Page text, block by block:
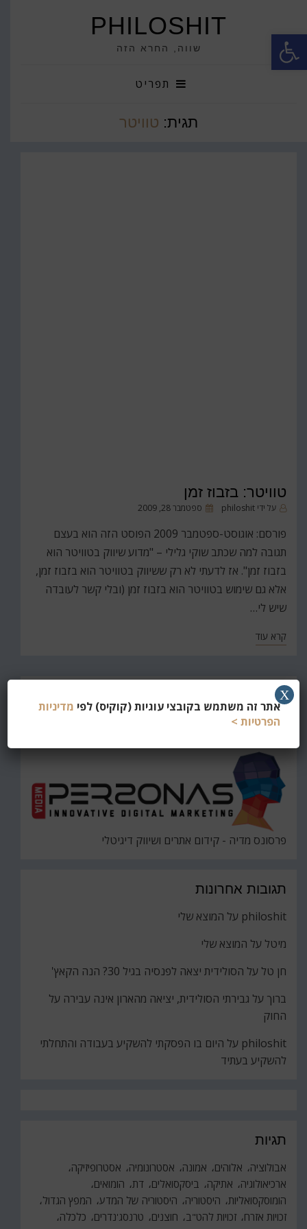
פתח סרגל נגישות PHILOSHIT
שווה, החרא הזה
תפריט
תגית: טוויטר
טוויטר: בזבוז זמן
על ידי philoshit
פורסםספטמבר 28, 2009
פורסם: אוגוסט-ספטמבר 2009 הפוסט הזה הוא בעצם
תגובה למה שכתב שוקי גלילי – "מדוע שיווק בטוויטר הוא
בזבוז זמן". אז לדעתי לא רק ששיווק בטוויטר הוא בזבוז זמן,
אלא גם שימוש בטוויטר הוא בזבוז זמן (ובלי קשר לעובדה
שיש לי…
קרא עוד
חפש
את
פרסונס מדיה - קידום אתרים ושיווק דיגיטלי
תגובות אחרונות
philoshit על המוצא שלי
מיטל על המוצא שלי
חן טל על הסולידית יצאה לפנסיה בגיל 30? הנה הקאץ'
ברוך על גבירתי הסולידית, יציאה מהארון אינה עבירה על
החוק
philoshit על היום בו הפסקתי להשקיע בעבודה והתחלתי
להשקיע בעתיד
תגיות
אבולוציה אלוהים אמונה אסטרונומיה
אסטרופיזיקה
ארכיאולוגיה
אתיקה ביסקסואלים דת הומואים
הומוסקסואליות היסטוריה היסטוריה של המדע המפץ הגדול
זכויות אזרח זכויות להט"ב חוצנים טרנסג'נדרים
כלכלה
אתר זה משתמש בקובצי עוגיות (קוקיס) לפי מדיניות
הפרטיות >
X